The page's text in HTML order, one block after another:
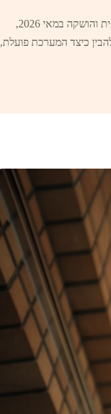
מערכת ההערכה החדשה לבקשות אשרת עבודה באיחוד האמירויות, המופעלת בבינה מלאכותית והושקה במאי 2026,
כיצד המערכת פועלת,